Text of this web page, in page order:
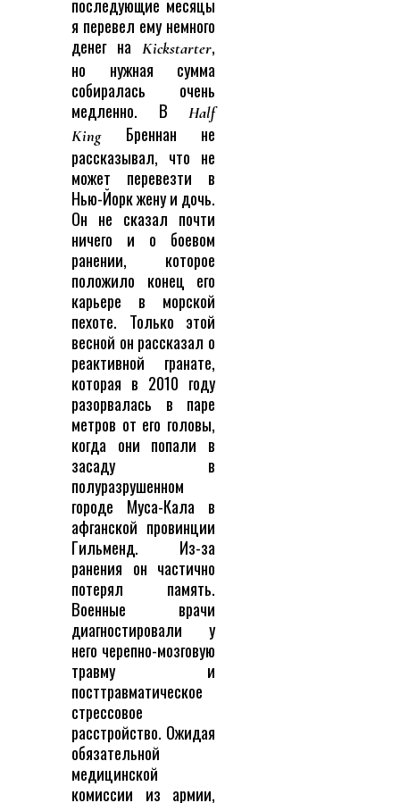
последующие месяцы
я перевел ему немного
денег на Kickstarter,
но нужная сумма
собиралась очень
медленно. В
Half
KingБреннан не
рассказывал, что не
может перевезти в
Нью-Йорк жену и дочь.
Он не сказал почти
ничего и о боевом
ранении, которое
положило конец его
карьере в морской
пехоте. Только этой
весной он рассказал о
реактивной гранате,
которая в 2010 году
разорвалась в паре
метров от его головы,
когда они попали в
засаду в
полуразрушенном
городе Муса-Кала в
афганской провинции
Гильменд. Из-за
ранения он частично
потерял память.
Военные врачи
диагностировали у
него черепно-мозговую
травму и
посттравматическое
стрессовое
расстройство. Ожидая
обязательной
медицинской
комиссии из армии,